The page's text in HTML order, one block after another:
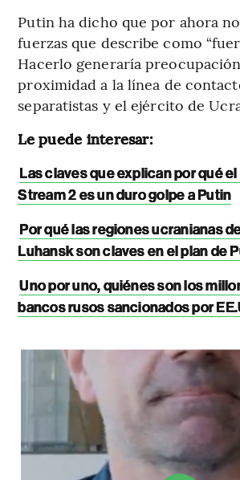
Putin ha dicho que por ahora
fuerzas que describe como
Hacerlo generaría
proximidad a la línea de
separatistas y el ejército de
Le puede interesar:
Las claves que explican por qué
Stream 2 es un duro golpe a Putin
Por qué las regiones ucranianas
Luhansk son claves en el plan de
Uno por uno, quiénes son los
bancos rusos sancionados por